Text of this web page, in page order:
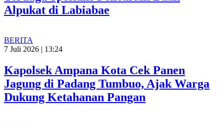
Alpukat di Labiabae
BERITA
7 Juli 2026 | 13:24
Kapolsek Ampana Kota Cek Panen
Jagung di Padang Tumbuo, Ajak Warga
Dukung Ketahanan Pangan